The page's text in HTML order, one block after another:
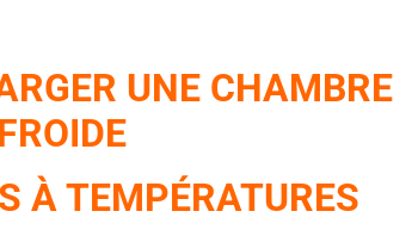
UNE CHAMBRE
FROIDE
À TEMPÉRATURES